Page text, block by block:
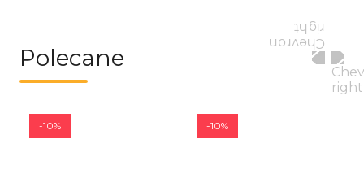
Polecane
-10% -10%